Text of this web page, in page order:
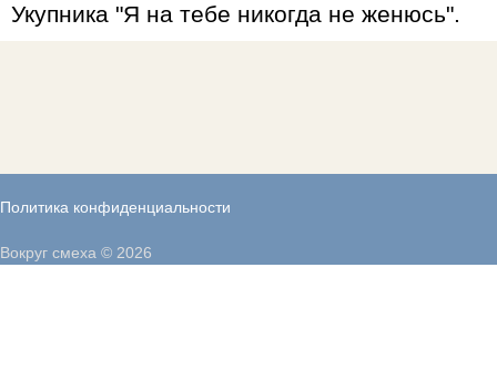
Укупника "Я на тебе никогда не женюсь".
Политика конфиденциальности
Вокруг смеха © 2026